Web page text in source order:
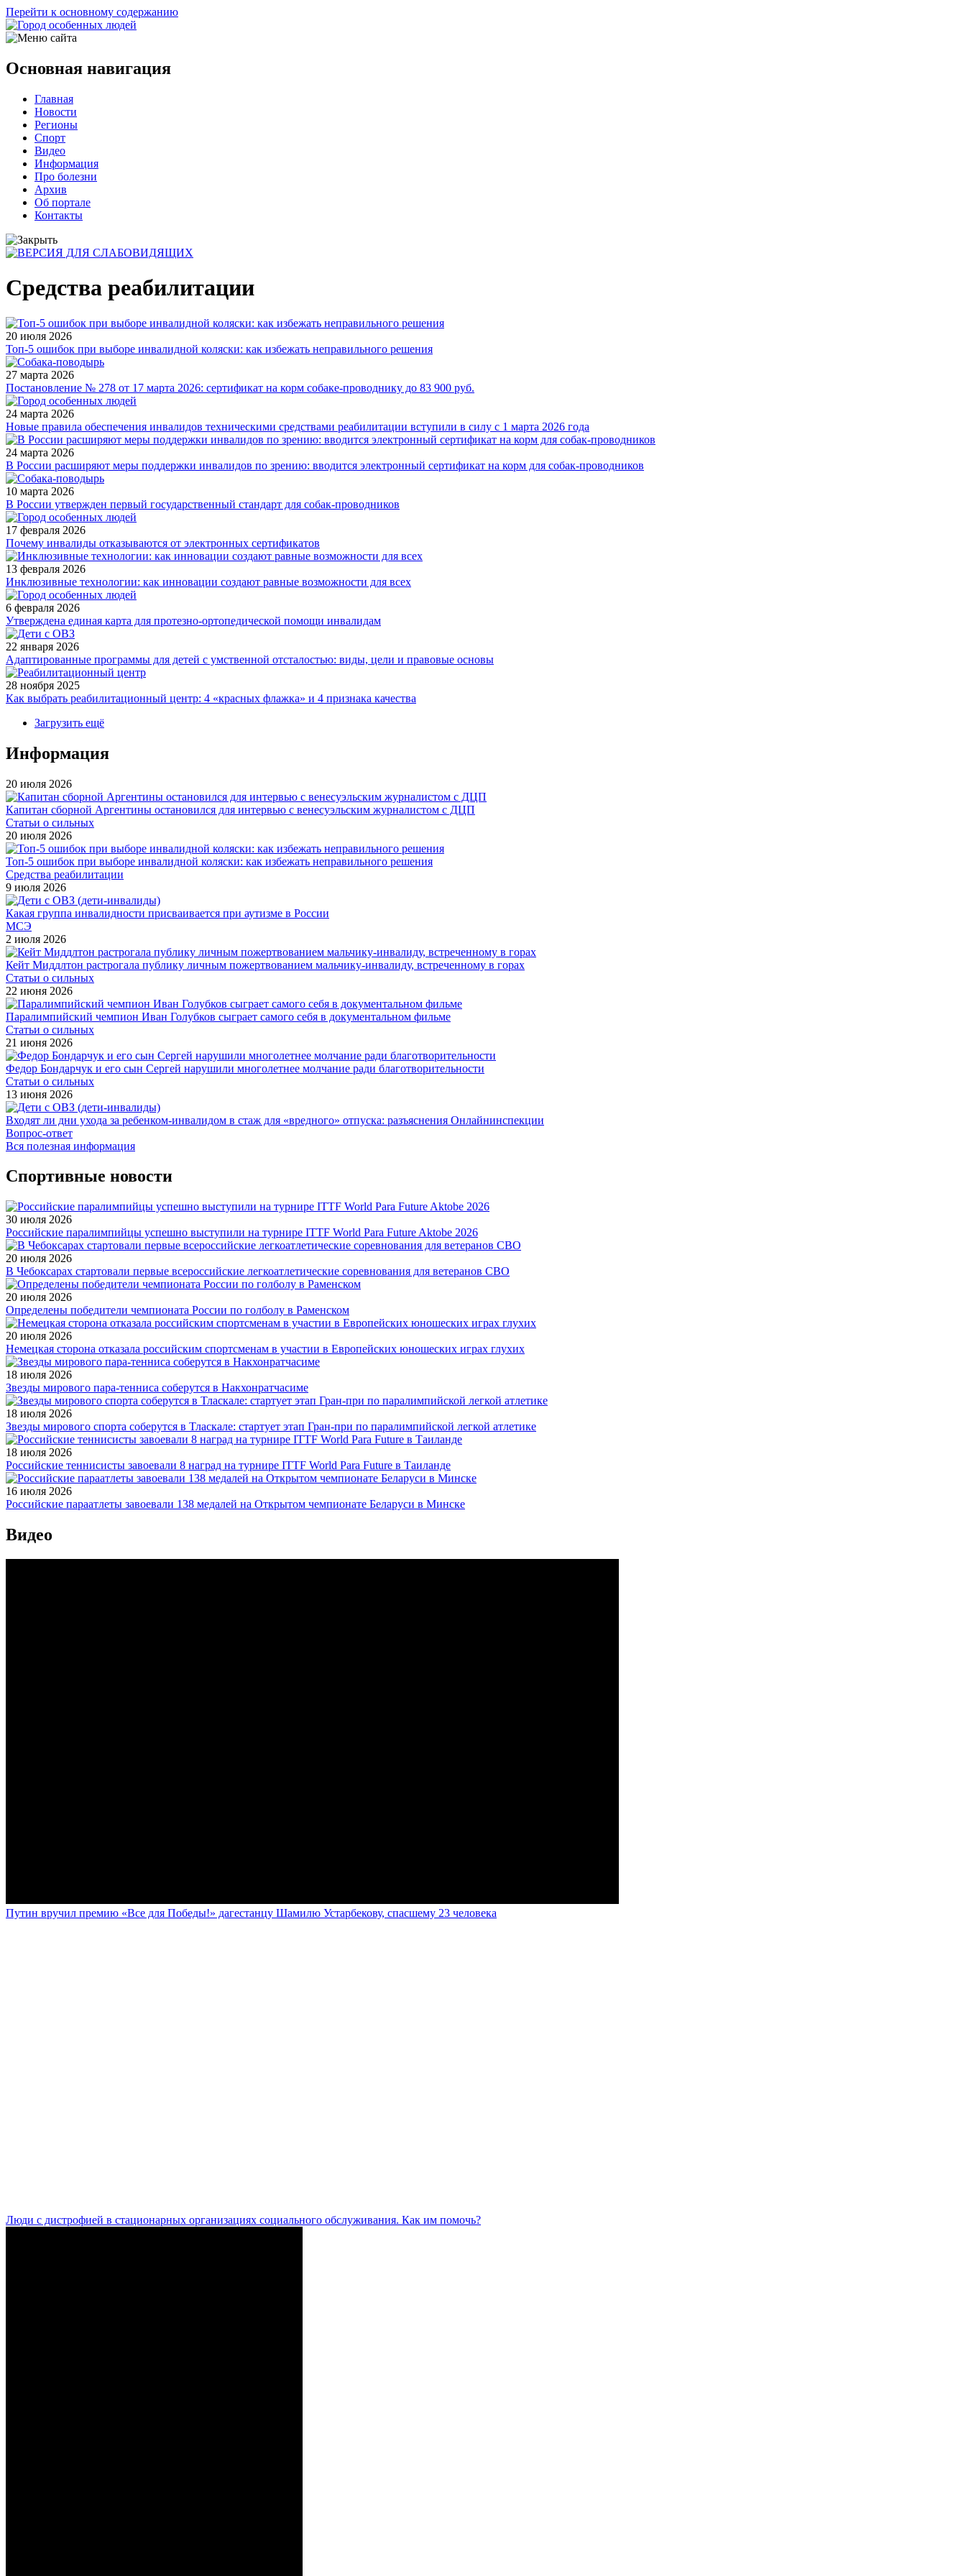
Перейти к основному содержанию
Основная навигация
Главная
Новости
Регионы
Спорт
Видео
Информация
Про болезни
Архив
Об портале
Контакты
Средства реабилитации
20 июля 2026
Топ-5 ошибок при выборе инвалидной коляски: как избежать неправильного решения
27 марта 2026
Постановление № 278 от 17 марта 2026: сертификат на корм собаке-проводнику до 83 900 руб.
24 марта 2026
Новые правила обеспечения инвалидов техническими средствами реабилитации вступили в силу с 1 марта 2026 года
24 марта 2026
В России расширяют меры поддержки инвалидов по зрению: вводится электронный сертификат на корм для собак-проводников
10 марта 2026
В России утвержден первый государственный стандарт для собак-проводников
17 февраля 2026
Почему инвалиды отказываются от электронных сертификатов
13 февраля 2026
Инклюзивные технологии: как инновации создают равные возможности для всех
6 февраля 2026
Утверждена единая карта для протезно-ортопедической помощи инвалидам
22 января 2026
Адаптированные программы для детей с умственной отсталостью: виды, цели и правовые основы
28 ноября 2025
Как выбрать реабилитационный центр: 4 «красных флажка» и 4 признака качества
Загрузить ещё
Информация
20 июля 2026
Капитан сборной Аргентины остановился для интервью с венесуэльским журналистом с ДЦП
Статьи о сильных
20 июля 2026
Топ-5 ошибок при выборе инвалидной коляски: как избежать неправильного решения
Средства реабилитации
9 июля 2026
Какая группа инвалидности присваивается при аутизме в России
МСЭ
2 июля 2026
Кейт Миддлтон растрогала публику личным пожертвованием мальчику-инвалиду, встреченному в горах
Статьи о сильных
22 июня 2026
Паралимпийский чемпион Иван Голубков сыграет самого себя в документальном фильме
Статьи о сильных
21 июня 2026
Федор Бондарчук и его сын Сергей нарушили многолетнее молчание ради благотворительности
Статьи о сильных
13 июня 2026
Входят ли дни ухода за ребенком-инвалидом в стаж для «вредного» отпуска: разъяснения Онлайнинспекции
Вопрос-ответ
Вся полезная информация
Спортивные новости
30 июля 2026
Российские паралимпийцы успешно выступили на турнире ITTF World Para Future Aktobe 2026
20 июля 2026
В Чебоксарах стартовали первые всероссийские легкоатлетические соревнования для ветеранов СВО
20 июля 2026
Определены победители чемпионата России по голболу в Раменском
20 июля 2026
Немецкая сторона отказала российским спортсменам в участии в Европейских юношеских играх глухих
18 июля 2026
Звезды мирового пара-тенниса соберутся в Накхонратчасиме
18 июля 2026
Звезды мирового спорта соберутся в Тласкале: стартует этап Гран-при по паралимпийской легкой атлетике
18 июля 2026
Российские теннисисты завоевали 8 наград на турнире ITTF World Para Future в Таиланде
16 июля 2026
Российские параатлеты завоевали 138 медалей на Открытом чемпионате Беларуси в Минске
Видео
Путин вручил премию «Все для Победы!» дагестанцу Шамилю Устарбекову, спасшему 23 человека
Люди с дистрофией в стационарных организациях социального обслуживания. Как им помочь?